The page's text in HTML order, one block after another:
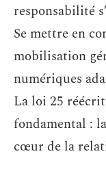
responsabilité
Se mettre en
mobilisation
numériques
La loi 25
fondamental :
cœur de la